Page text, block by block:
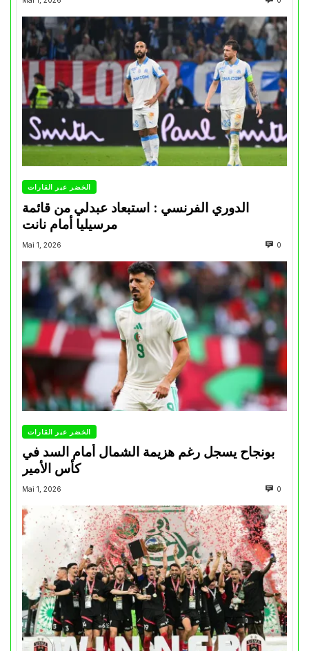
الخضر عبر القارات
الدوري الفرنسي : استبعاد عبدلي من قائمة
مرسيليا أمام نانت
Mai 1, 2026 0
الخضر عبر القارات
بونجاح يسجل رغم هزيمة الشمال أمام السد في
كأس الأمير
Mai 1, 2026 0